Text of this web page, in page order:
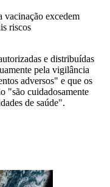
vacinação excedem
riscos
e distribuídas
pela vigilância
adversos" e que os
"são cuidadosamente
de saúde".